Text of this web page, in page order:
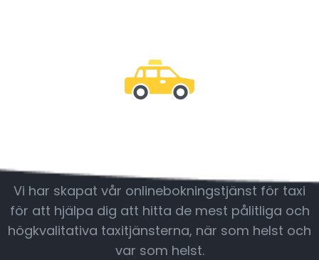
Vi har skapat vår onlinebokningstjänst för taxi
för att hjälpa dig att hitta de mest pålitliga och
högkvalitativa taxitjänsterna, när som helst och
var som helst.